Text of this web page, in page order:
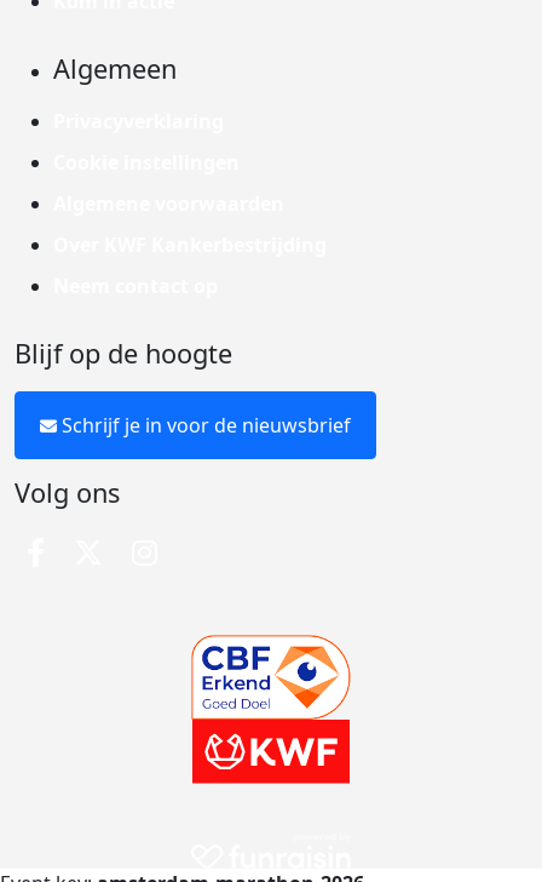
Algemeen
Blijf op de hoogte
Schrijf je in voor de nieuwsbrief
Volg ons